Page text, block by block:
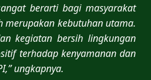
berarti bagi masyarakat
merupakan kebutuhan utama.
kegiatan bersih lingkungan
terhadap kenyamanan dan
ungkapnya.